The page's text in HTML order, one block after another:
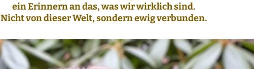
ein Erinnern an das, was wir wirklich sind.
Nicht von dieser Welt, sondern ewig verbunden.